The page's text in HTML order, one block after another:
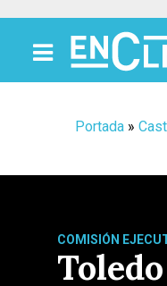
Portada »
COMISIÓN